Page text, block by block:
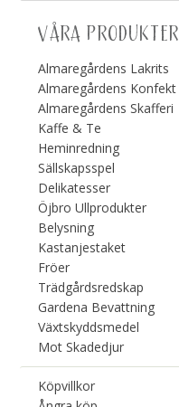
VÅRA PRODUKTER
Almaregårdens Lakrits
Almaregårdens Konfekt
Almaregårdens Skafferi
Kaffe & Te
Heminredning
Sällskapsspel
Delikatesser
Öjbro Ullprodukter
Belysning
Kastanjestaket
Fröer
Trädgårdsredskap
Gardena Bevattning
Växtskyddsmedel
Mot Skadedjur
Köpvillkor